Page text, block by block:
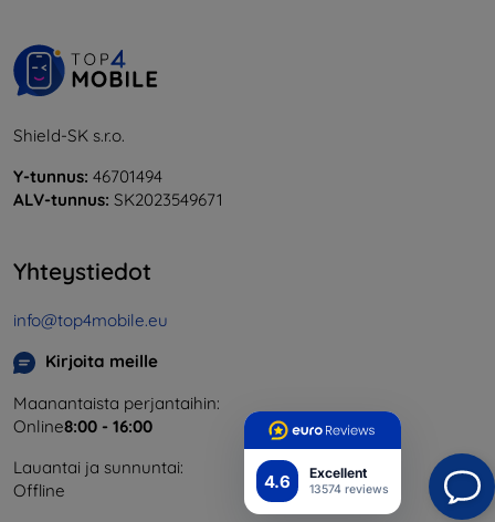
4.6 Excellent
13574 reviews
Shield-SK s.r.o.
Y-tunnus: 46701494
ALV-tunnus: SK2023549671
Yhteystiedot
info@top4mobile.eu
Kirjoita meille
Maanantaista perjantaihin:
Online8:00 - 16:00
Lauantai ja sunnuntai:
Offline